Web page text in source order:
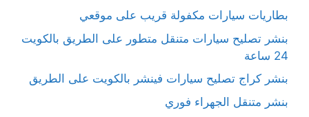
بطاريات سيارات مكفولة قريب على موقعي
بنشر تصليح سيارات متنقل متطور على الطريق بالكويت
24 ساعة
بنشر كراج تصليح سيارات فينشر بالكويت على الطريق
بنشر متنقل الجهراء فوري